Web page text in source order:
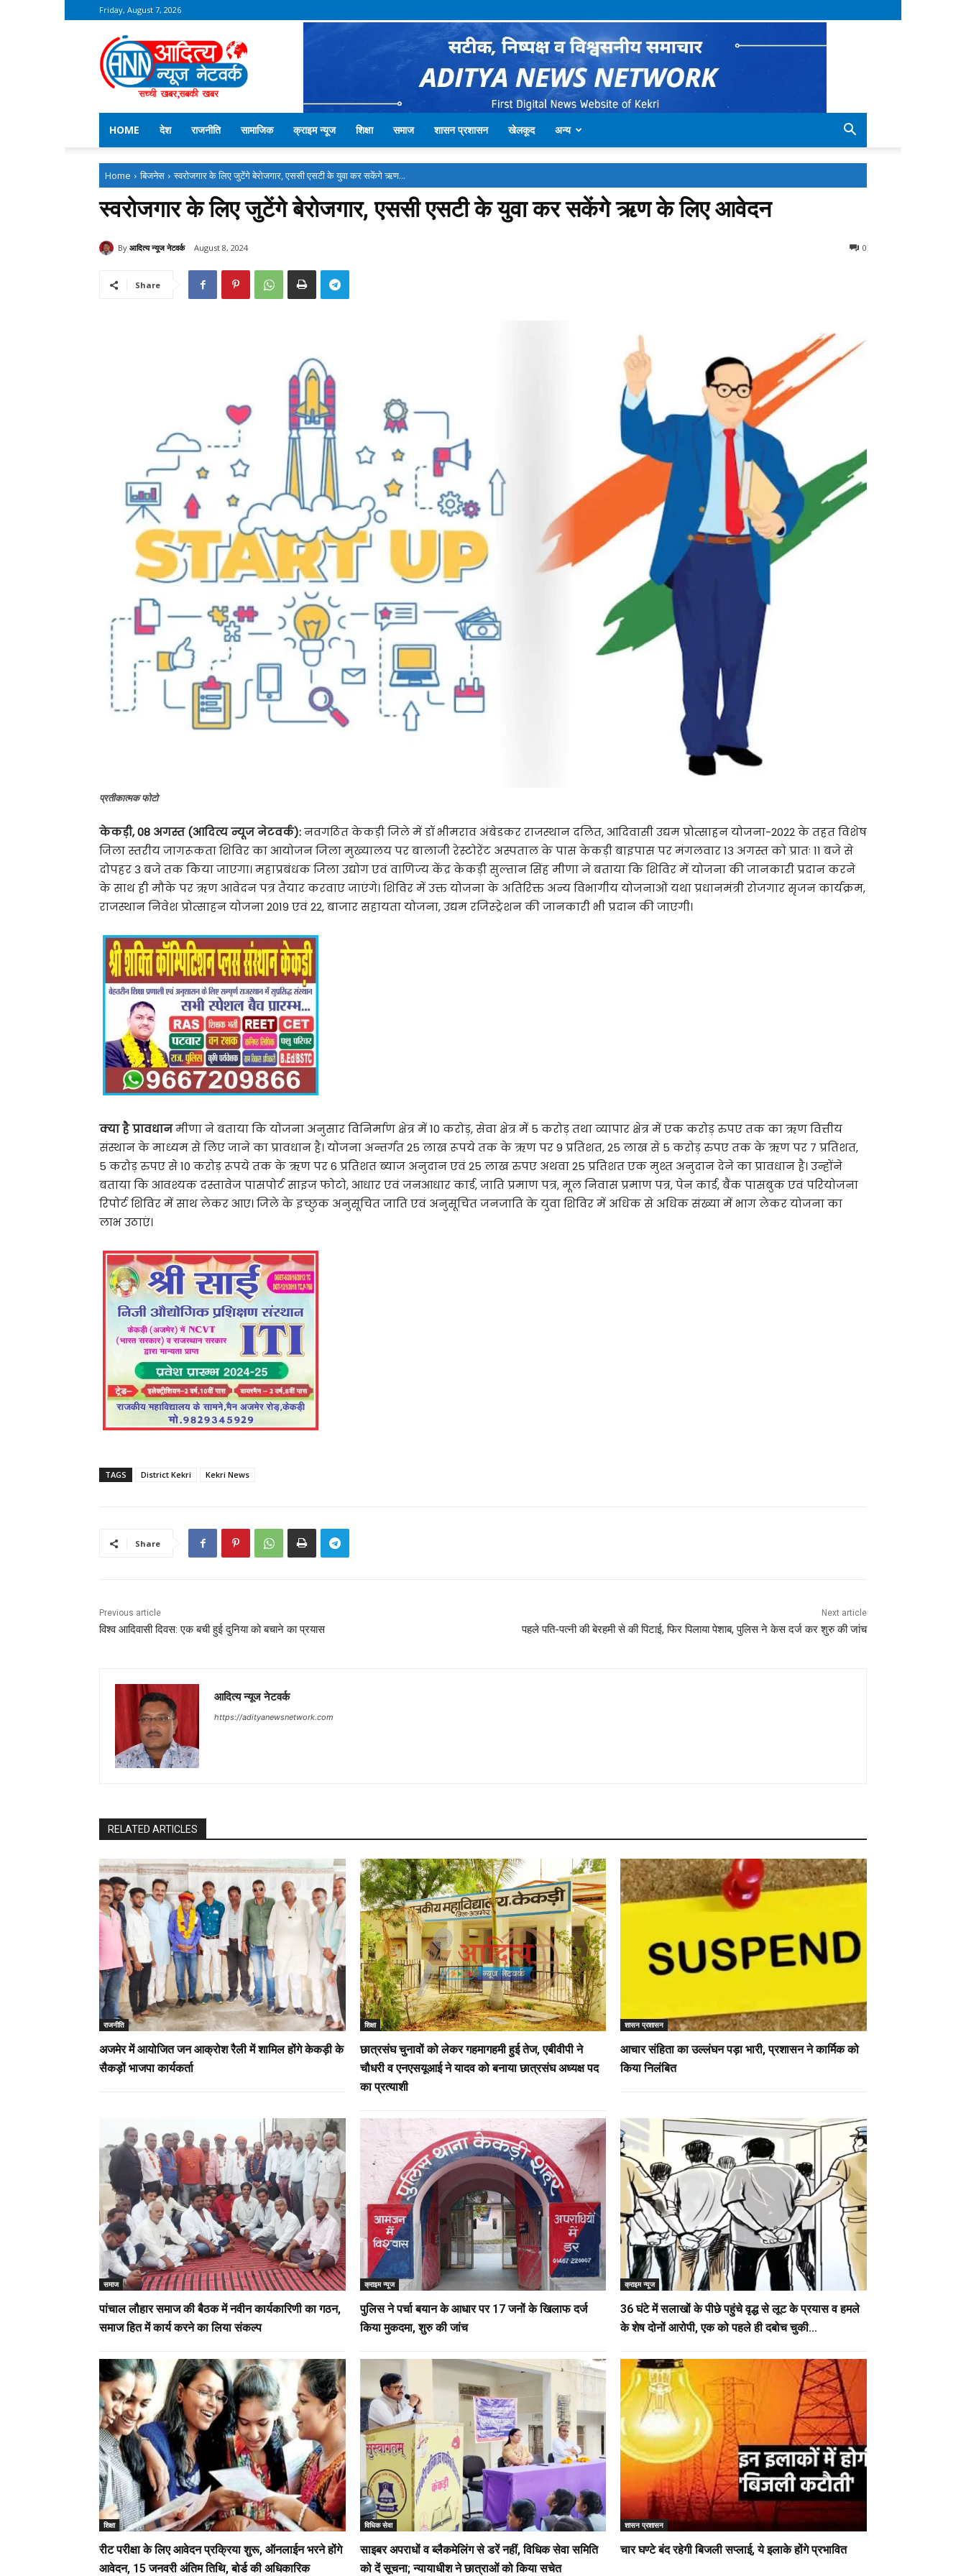
Friday, August 7, 2026
Aditya
News
Network
–
Kekri
News
HOME
देश राजनीति सामाजिक क्राइम न्यूज शिक्षा समाज शासन प्रशासन खेलकूद अन्य
Home बिजनेस स्वरोजगार के लिए जुटेंगे बेरोजगार, एससी एसटी के युवा कर सकेंगे ऋण...
स्वरोजगार के लिए जुटेंगे बेरोजगार, एससी एसटी के युवा कर सकेंगे ऋण के लिए आवेदन
By आदित्य न्यूज नेटवर्क August 8, 2024 0
Share
प्रतीकात्मक फोटो
केकड़ी, 08 अगस्त (आदित्य न्यूज नेटवर्क):नवगठित केकड़ी जिले में डॉ भीमराव अंबेडकर राजस्थान दलित, आदिवासी उद्यम प्रोत्साहन योजना-2022 के तहत विशेष
जिला स्तरीय जागरूकता शिविर का आयोजन जिला मुख्यालय पर बालाजी रेस्टोरेंट अस्पताल के पास केकड़ी बाइपास पर मंगलवार 13 अगस्त को प्रातः 11 बजे से
दोपहर 3 बजे तक किया जाएगा। महाप्रबंधक जिला उद्योग एवं वाणिज्य केंद्र केकड़ी सुल्तान सिंह मीणा ने बताया कि शिविर में योजना की जानकारी प्रदान करने
के साथ ही मौके पर ऋण आवेदन पत्र तैयार करवाए जाएंगे। शिविर में उक्त योजना के अतिरिक्त अन्य विभागीय योजनाओं यथा प्रधानमंत्री रोजगार सृजन कार्यक्रम,
राजस्थान निवेश प्रोत्साहन योजना 2019 एवं 22, बाजार सहायता योजना, उद्यम रजिस्ट्रेशन की जानकारी भी प्रदान की जाएगी।
क्या है प्रावधानमीणा ने बताया कि योजना अनुसार विनिर्माण क्षेत्र में 10 करोड़, सेवा क्षेत्र में 5 करोड़ तथा व्यापार क्षेत्र में एक करोड़ रुपए तक का ऋण वित्तीय
संस्थान के माध्यम से लिए जाने का प्रावधान है। योजना अन्तर्गत 25 लाख रूपये तक के ऋण पर 9 प्रतिशत, 25 लाख से 5 करोड़ रुपए तक के ऋण पर 7 प्रतिशत,
5 करोड़ रुपए से 10 करोड़ रूपये तक के ऋण पर 6 प्रतिशत ब्याज अनुदान एवं 25 लाख रुपए अथवा 25 प्रतिशत एक मुश्त अनुदान देने का प्रावधान है। उन्होंने
बताया कि आवश्यक दस्तावेज पासपोर्ट साइज फोटो, आधार एवं जनआधार कार्ड, जाति प्रमाण पत्र, मूल निवास प्रमाण पत्र, पेन कार्ड, बैंक पासबुक एवं परियोजना
रिपोर्ट शिविर में साथ लेकर आए। जिले के इच्छुक अनुसूचित जाति एवं अनुसूचित जनजाति के युवा शिविर में अधिक से अधिक संख्या में भाग लेकर योजना का
लाभ उठाएं।
TAGS District Kekri Kekri News
Share
Previous article
विश्व आदिवासी दिवस: एक बची हुई दुनिया को बचाने का प्रयास
Next article
पहले पति-पत्नी की बेरहमी से की पिटाई, फिर पिलाया पेशाब, पुलिस ने केस दर्ज कर शुरु की जांच
आदित्य न्यूज नेटवर्क
https://adityanewsnetwork.com
RELATED ARTICLES
राजनीति
अजमेर में आयोजित जन आक्रोश रैली में शामिल होंगे केकड़ी के
सैकड़ों भाजपा कार्यकर्ता
शिक्षा
छात्रसंघ चुनावों को लेकर गहमागहमी हुई तेज, एबीवीपी ने
चौधरी व एनएसयूआई ने यादव को बनाया छात्रसंघ अध्यक्ष पद
का प्रत्याशी
शासन प्रशासन
आचार संहिता का उल्लंघन पड़ा भारी, प्रशासन ने कार्मिक को
किया निलंबित
समाज
पांचाल लौहार समाज की बैठक में नवीन कार्यकारिणी का गठन,
समाज हित में कार्य करने का लिया संकल्प
क्राइम न्यूज
पुलिस ने पर्चा बयान के आधार पर 17 जनों के खिलाफ दर्ज
किया मुकदमा, शुरु की जांच
क्राइम न्यूज
36 घंटे में सलाखों के पीछे पहुंचे वृद्ध से लूट के प्रयास व हमले
के शेष दोनों आरोपी, एक को पहले ही दबोच चुकी...
शिक्षा
रीट परीक्षा के लिए आवेदन प्रक्रिया शुरू, ऑनलाईन भरने होंगे
आवेदन, 15 जनवरी अंतिम तिथि, बोर्ड की अधिकारिक
विधिक सेवा
साइबर अपराधों व ब्लैकमेलिंग से डरें नहीं, विधिक सेवा समिति
को दें सूचना; न्यायाधीश ने छात्राओं को किया सचेत
शासन प्रशासन
चार घण्टे बंद रहेगी बिजली सप्लाई, ये इलाके होंगे प्रभावित